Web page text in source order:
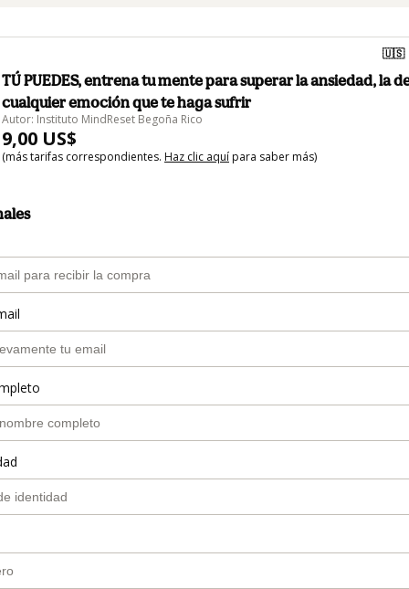
🇺🇸
TÚ PUEDES, entrena tu mente para superar la ansiedad, la
cualquier emoción que te haga sufrir
Autor: Instituto MindReset Begoña Rico
9,00 US$
(más tarifas correspondientes. Haz clic aquí para saber más)